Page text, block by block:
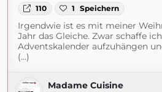
110 1 Speichern
Irgendwie ist es mit meiner
Jahr das Gleiche. Zwar schaffe
Adventskalender aufzuhängen
(...)
Madame Cuisine